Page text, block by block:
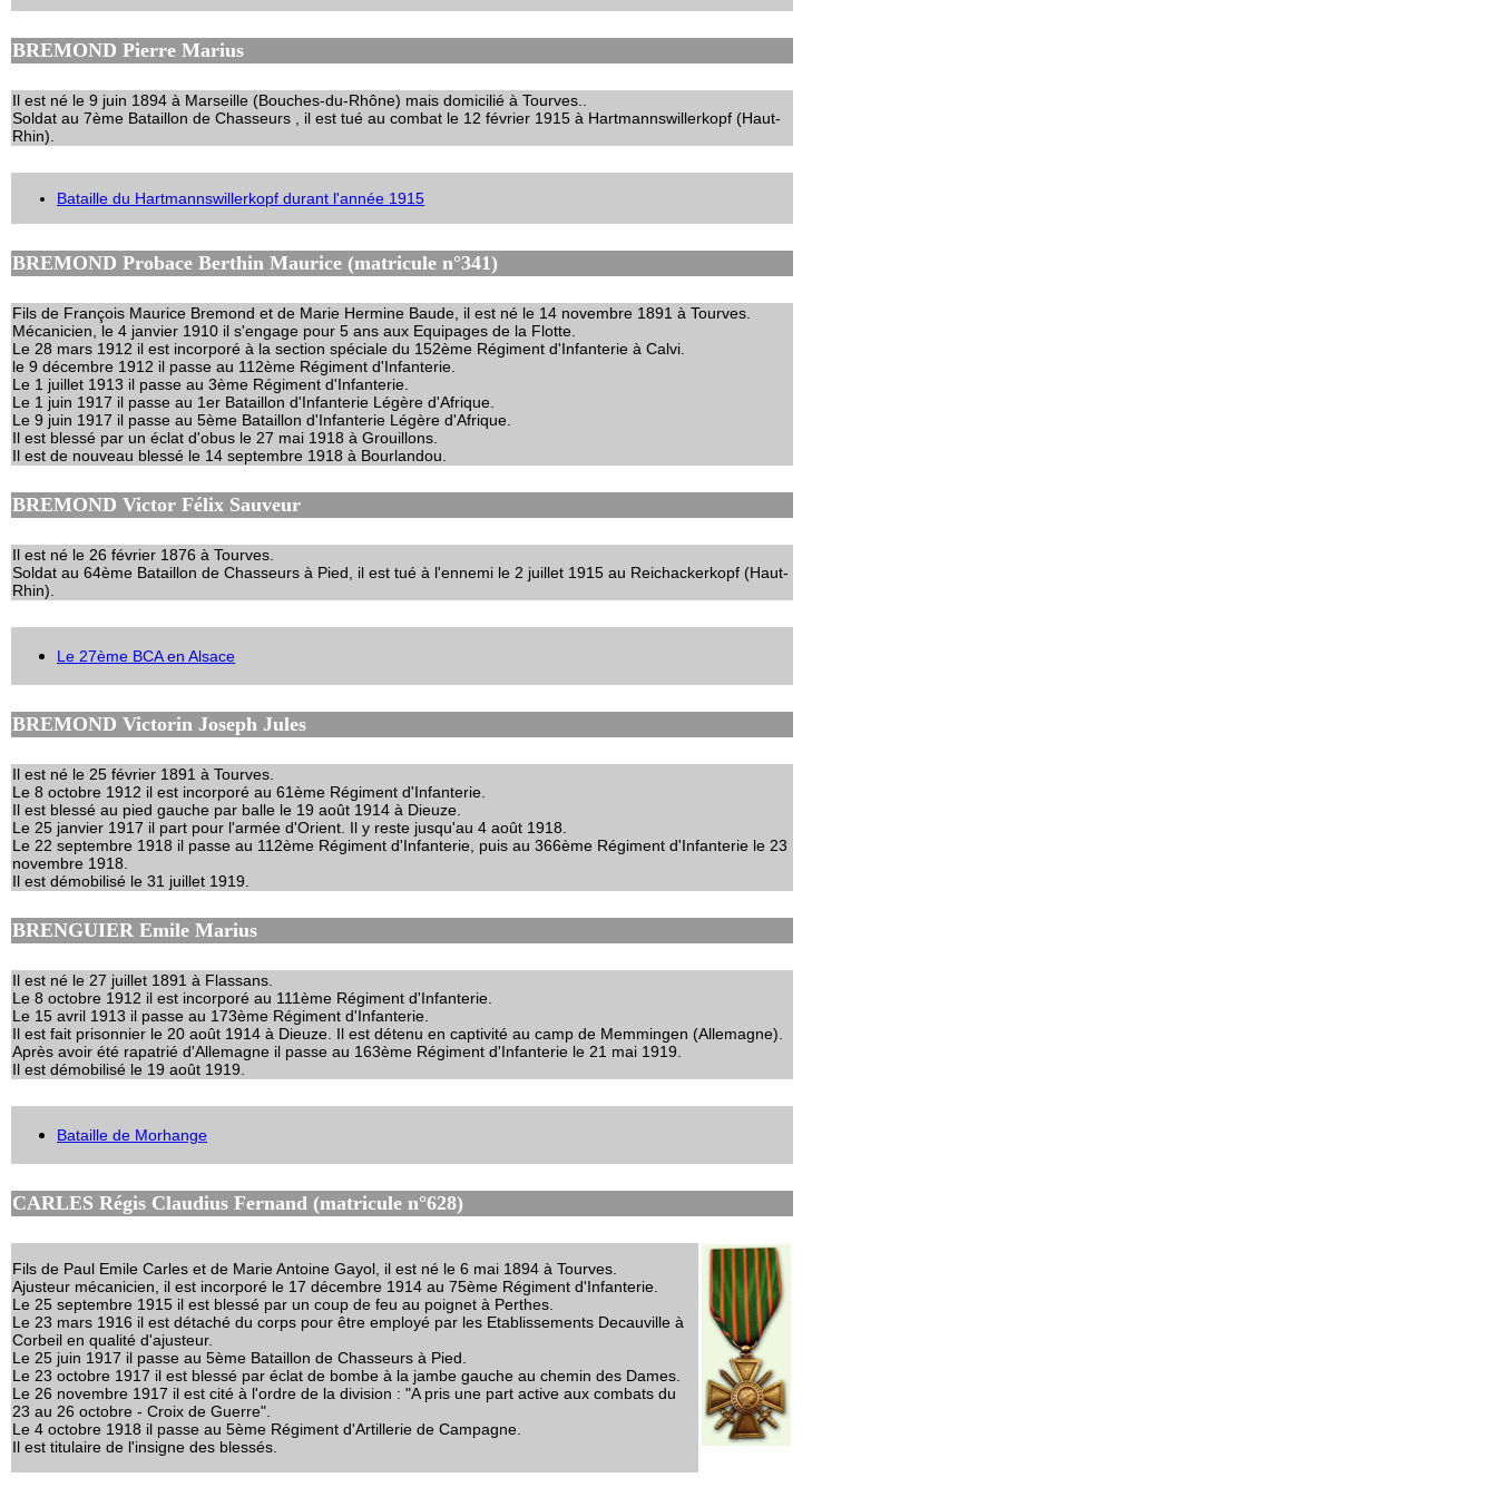
BREMOND Pierre Marius
Il est né le 9 juin 1894 à Marseille (Bouches-du-Rhône) mais domicilié à Tourves..
Soldat au 7ème Bataillon de Chasseurs , il est tué au combat le 12 février 1915 à Hartmannswillerkopf (Haut-
Rhin).
Bataille du Hartmannswillerkopf durant l'année 1915
BREMOND Probace Berthin Maurice (matricule n°341)
Fils de François Maurice Bremond et de Marie Hermine Baude, il est né le 14 novembre 1891 à Tourves.
Mécanicien, le 4 janvier 1910 il s'engage pour 5 ans aux Equipages de la Flotte.
Le 28 mars 1912 il est incorporé à la section spéciale du 152ème Régiment d'Infanterie à Calvi.
le 9 décembre 1912 il passe au 112ème Régiment d'Infanterie.
Le 1 juillet 1913 il passe au 3ème Régiment d'Infanterie.
Le 1 juin 1917 il passe au 1er Bataillon d'Infanterie Légère d'Afrique.
Le 9 juin 1917 il passe au 5ème Bataillon d'Infanterie Légère d'Afrique.
Il est blessé par un éclat d'obus le 27 mai 1918 à Grouillons.
Il est de nouveau blessé le 14 septembre 1918 à Bourlandou.
BREMOND Victor Félix Sauveur
Il est né le 26 février 1876 à Tourves.
Soldat au 64ème Bataillon de Chasseurs à Pied, il est tué à l'ennemi le 2 juillet 1915 au Reichackerkopf (Haut-
Rhin).
Le 27ème BCA en Alsace
BREMOND Victorin Joseph Jules
Il est né le 25 février 1891 à Tourves.
Le 8 octobre 1912 il est incorporé au 61ème Régiment d'Infanterie.
Il est blessé au pied gauche par balle le 19 août 1914 à Dieuze.
Le 25 janvier 1917 il part pour l'armée d'Orient. Il y reste jusqu'au 4 août 1918.
Le 22 septembre 1918 il passe au 112ème Régiment d'Infanterie, puis au 366ème Régiment d'Infanterie le 23
novembre 1918.
Il est démobilisé le 31 juillet 1919.
BRENGUIER Emile Marius
Il est né le 27 juillet 1891 à Flassans.
Le 8 octobre 1912 il est incorporé au 111ème Régiment d'Infanterie.
Le 15 avril 1913 il passe au 173ème Régiment d'Infanterie.
Il est fait prisonnier le 20 août 1914 à Dieuze. Il est détenu en captivité au camp de Memmingen (Allemagne).
Après avoir été rapatrié d'Allemagne il passe au 163ème Régiment d'Infanterie le 21 mai 1919.
Il est démobilisé le 19 août 1919.
Bataille de Morhange
CARLES Régis Claudius Fernand (matricule n°628)
Fils de Paul Emile Carles et de Marie Antoine Gayol, il est né le 6 mai 1894 à Tourves.
Ajusteur mécanicien, il est incorporé le 17 décembre 1914 au 75ème Régiment d'Infanterie.
Le 25 septembre 1915 il est blessé par un coup de feu au poignet à Perthes.
Le 23 mars 1916 il est détaché du corps pour être employé par les Etablissements Decauville à
Corbeil en qualité d'ajusteur.
Le 25 juin 1917 il passe au 5ème Bataillon de Chasseurs à Pied.
Le 23 octobre 1917 il est blessé par éclat de bombe à la jambe gauche au chemin des Dames.
Le 26 novembre 1917 il est cité à l'ordre de la division : "A pris une part active aux combats du
23 au 26 octobre - Croix de Guerre".
Le 4 octobre 1918 il passe au 5ème Régiment d'Artillerie de Campagne.
Il est titulaire de l'insigne des blessés.